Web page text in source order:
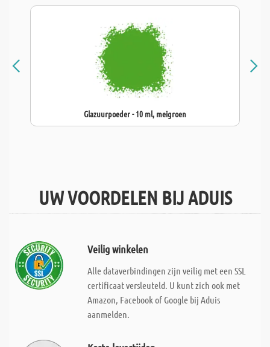
Glazuurpoeder - 10 ml, meigroen
UW VOORDELEN BIJ ADUIS
Veilig winkelen
Alle dataverbindingen zijn veilig met een SSL
certificaat versleuteld. U kunt zich ook met
Amazon, Facebook of Google bij Aduis
aanmelden.